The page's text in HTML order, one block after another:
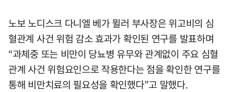
노보 노디스크 다니엘 베가 뮐러 부사장은 위고비의 심
혈관계 사건 위험 감소 효과가 확인된 연구를 발표하며
“과체중 또는 비만이 당뇨병 유무와 관계없이 주요 심혈
관계 사건 위험요인으로 작용한다는 점을 확인한 연구를
통해 비만치료의 필요성을 확인했다”고 말했다.